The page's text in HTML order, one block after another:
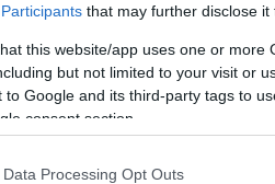
that may further disclose it
this website/app uses one or
but not limited to your visit or
to Google and its third-party tags to
consent section.
Data Processing Opt Outs